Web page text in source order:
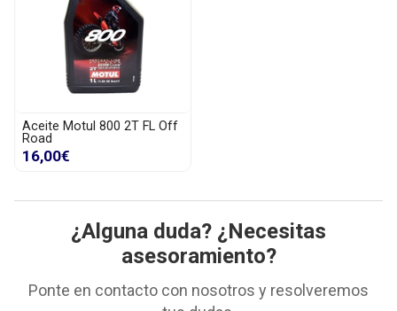
Aceite Motul 800 2T FL Off
Road
16,00€
¿Alguna duda? ¿Necesitas
asesoramiento?
Ponte en contacto con nosotros y resolveremos